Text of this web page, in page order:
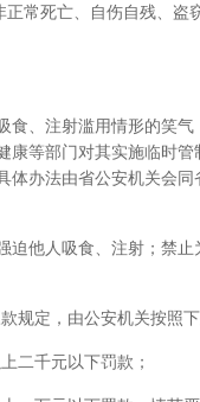
常死亡、自伤自残、盗
、注射滥用情形的笑
等部门对其实施临时
办法由省公安机关会
他人吸食、注射；禁
规定，由公安机关按照
二千元以下罚款；